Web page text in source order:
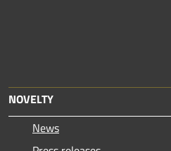
NOVELTY
News